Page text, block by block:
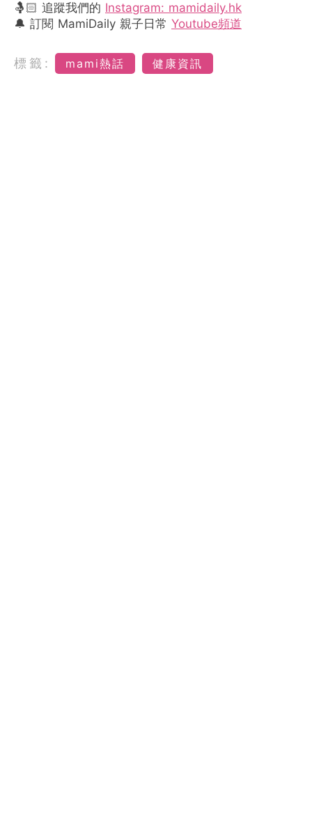
🤱🏻 追蹤我們的 Instagram: mamidaily.hk
🔔 訂閱 MamiDaily 親子日常 Youtube頻道
標籤: mami熱話 健康資訊